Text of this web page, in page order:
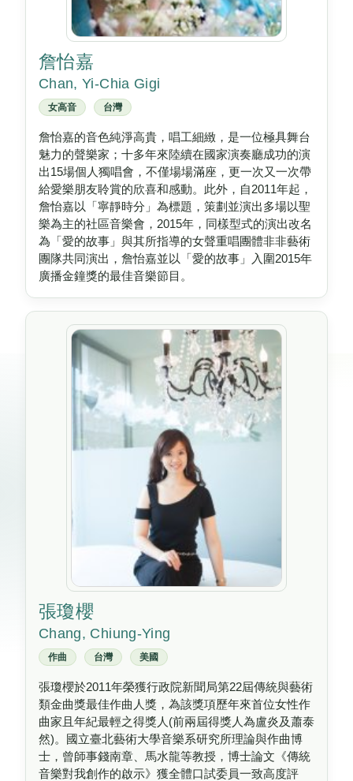
詹怡嘉
Chan, Yi-Chia Gigi
女高音 台灣
詹怡嘉的音色純淨高貴，唱工細緻，是一位極具舞台
魅力的聲樂家；十多年來陸續在國家演奏廳成功的演
出15場個人獨唱會，不僅場場滿座，更一次又一次帶
給愛樂朋友聆賞的欣喜和感動。此外，自2011年起，
詹怡嘉以「寧靜時分」為標題，策劃並演出多場以聖
樂為主的社區音樂會，2015年，同樣型式的演出改名
為「愛的故事」與其所指導的女聲重唱團體非非藝術
團隊共同演出，詹怡嘉並以「愛的故事」入圍2015年
廣播金鐘獎的最佳音樂節目。
張瓊櫻
Chang, Chiung-Ying
作曲 台灣 美國
張瓊櫻於2011年榮獲行政院新聞局第22屆傳統與藝術
類金曲獎最佳作曲人獎，為該獎項歷年來首位女性作
曲家且年紀最輕之得獎人(前兩屆得獎人為盧炎及蕭泰
然)。國立臺北藝術大學音樂系研究所理論與作曲博
士，曾師事錢南章、馬水龍等教授，博士論文《傳統
音樂對我創作的啟示》獲全體口試委員一致高度評